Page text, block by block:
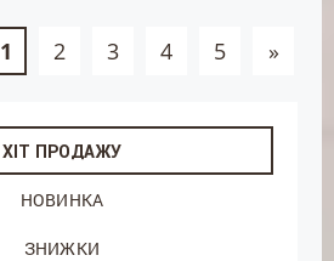
1 2 3 4 5 »
ХІТ ПРОДАЖУ
НОВИНКА
ЗНИЖКИ